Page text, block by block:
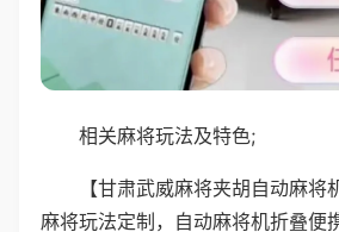
相关麻将玩法及特色;
【甘肃武威麻将夹胡自动麻将
麻将玩法定制，自动麻将机折叠便